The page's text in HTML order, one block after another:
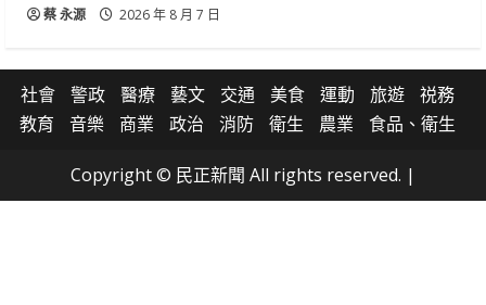
蔡 永源 2026 年 8 月 7 日
社會 警政 醫療 藝文 交通 美食 運動 旅遊
祱務
教育
音樂 商業 政治 消防 衛生 農業 食品、衛生
Copyright © 民正新聞 All rights reserved. |